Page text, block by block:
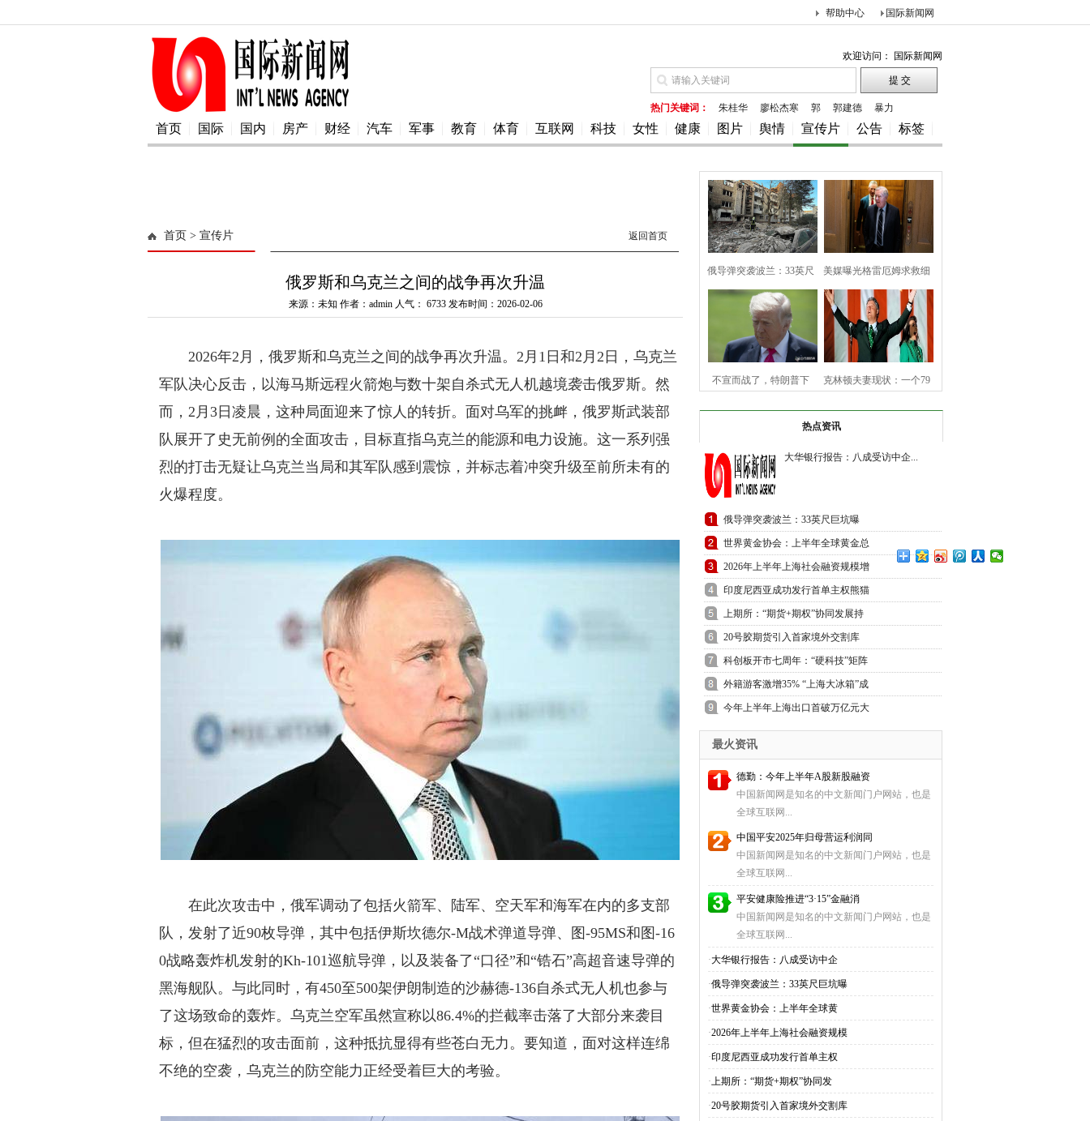
国际新闻网
帮助中心
欢迎访问： 国际新闻网
热门关键词： 朱桂华 廖松杰寒 郭 郭建德 暴力
首页 国际 国内 房产 财经 汽车 军事 教育 体育 互联网 科技 女性 健康 图片 舆情 宣传片 公告 标签
首页 > 宣传片 返回首页
俄罗斯和乌克兰之间的战争再次升温
来源：未知 作者：admin 人气： 6733 发布时间：2026-02-06
2026年2月，俄罗斯和乌克兰之间的战争再次升温。2月1日和2月2日，乌克兰
军队决心反击，以海马斯远程火箭炮与数十架自杀式无人机越境袭击俄罗斯。然
而，2月3日凌晨，这种局面迎来了惊人的转折。面对乌军的挑衅，俄罗斯武装部
队展开了史无前例的全面攻击，目标直指乌克兰的能源和电力设施。这一系列强
烈的打击无疑让乌克兰当局和其军队感到震惊，并标志着冲突升级至前所未有的
火爆程度。
在此次攻击中，俄军调动了包括火箭军、陆军、空天军和海军在内的多支部
队，发射了近90枚导弹，其中包括伊斯坎德尔-M战术弹道导弹、图-95MS和图-16
0战略轰炸机发射的Kh-101巡航导弹，以及装备了“口径”和“锆石”高超音速导弹的
黑海舰队。与此同时，有450至500架伊朗制造的沙赫德-136自杀式无人机也参与
了这场致命的轰炸。乌克兰空军虽然宣称以86.4%的拦截率击落了大部分来袭目
标，但在猛烈的攻击面前，这种抵抗显得有些苍白无力。要知道，面对这样连绵
不绝的空袭，乌克兰的防空能力正经受着巨大的考验。
俄导弹突袭波兰：33英尺
巨坑
美媒曝光格雷厄姆求救细
节，
不宣而战了，特朗普下 克林顿夫妻现状：一个79
热点资讯
大华银行报告：八成受访中企...
俄导弹突袭波兰：33英尺巨坑曝
光，北
世界黄金协会：上半年全球黄金总
需
2026年上半年上海社会融资规模增
加
印度尼西亚成功发行首单主权熊猫
债
上期所：“期货+期权”协同发展持
续
20号胶期货引入首家境外交割库
交割
科创板开市七周年：“硬科技”矩阵
外籍游客激增35% “上海大冰箱”成
入
今年上半年上海出口首破万亿元大
关
最火资讯
德勤：今年上半年A股新股融资
中国新闻网是知名的中文新闻门户网站，也是
全球互联网...
中国平安2025年归母营运利润同
中国新闻网是知名的中文新闻门户网站，也是
全球互联网...
平安健康险推进“3·15”金融消
中国新闻网是知名的中文新闻门户网站，也是
全球互联网...
·大华银行报告：八成受访中企
·俄导弹突袭波兰：33英尺巨坑曝
·世界黄金协会：上半年全球黄
·2026年上半年上海社会融资规模
·印度尼西亚成功发行首单主权
·上期所：“期货+期权”协同发
·20号胶期货引入首家境外交割库